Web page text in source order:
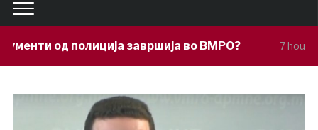
завршија во ВМРО? 7 hours ago Под